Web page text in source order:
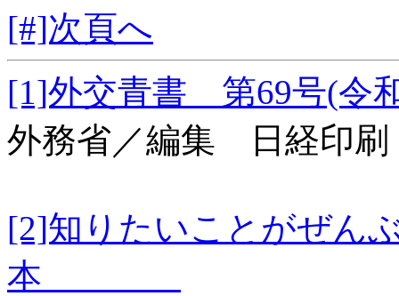
[#]次頁へ
[1]外交青書 第69号
外務省／編集 日経印刷
[2]知りたいことがぜん
本